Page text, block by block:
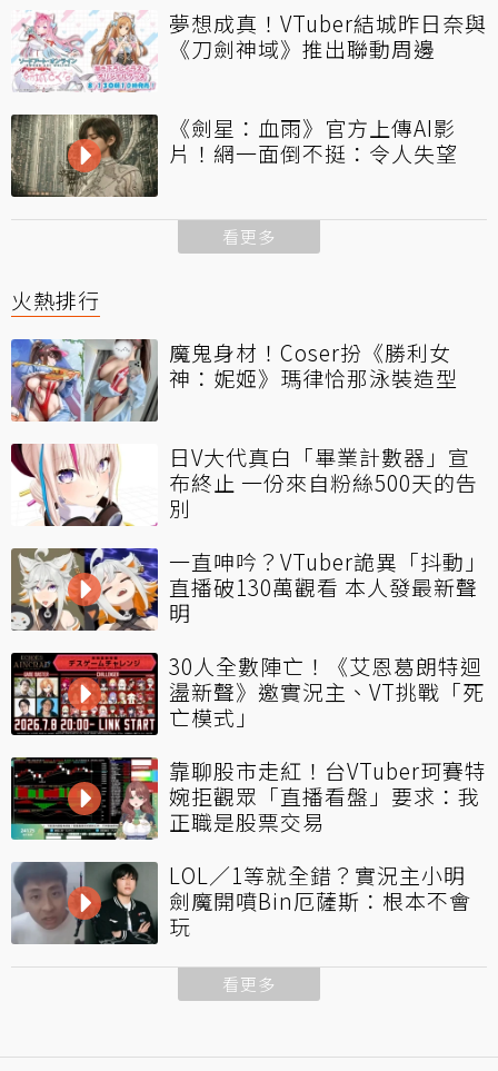
夢想成真！VTuber結城昨日奈與
《刀劍神域》推出聯動周邊
《劍星：血雨》官方上傳AI影
片！網一面倒不挺：令人失望
看更多
火熱排行
魔鬼身材！Coser扮《勝利女
神：妮姬》瑪律恰那泳裝造型
日V大代真白「畢業計數器」宣
布終止 一份來自粉絲500天的告
別
一直呻吟？VTuber詭異「抖動」
直播破130萬觀看 本人發最新聲
明
30人全數陣亡！《艾恩葛朗特迴
盪新聲》邀實況主、VT挑戰「死
亡模式」
靠聊股市走紅！台VTuber珂賽特
婉拒觀眾「直播看盤」要求：我
正職是股票交易
LOL／1等就全錯？實況主小明
劍魔開噴Bin厄薩斯：根本不會
玩
看更多